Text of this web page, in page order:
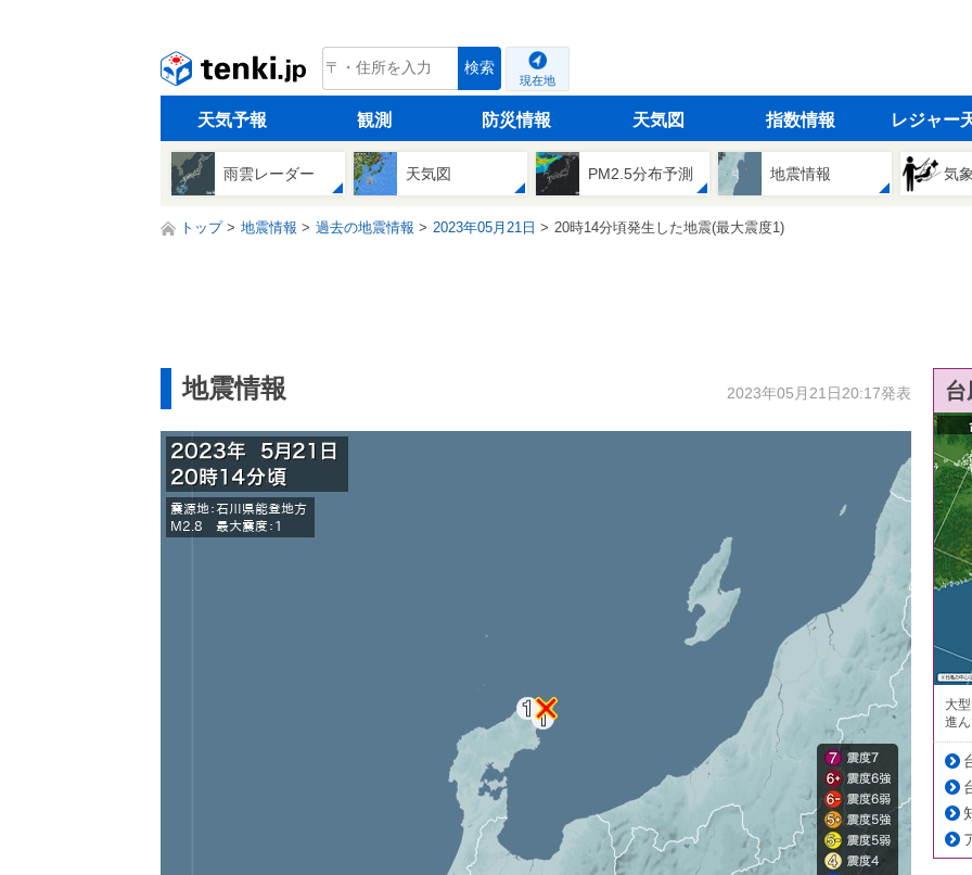
tenki.jp 検索
現在地
天気予報 観測 防災情報 天気図 指数情報 レジャー
雨雲レーダー 天気図 PM2.5分布予測 地震情報 気
トップ 地震情報 過去の地震情報 2023年05月21日 20時14分頃発生した地震(最大震度1)
地震情報 2023年05月21日20:17発表
大
進